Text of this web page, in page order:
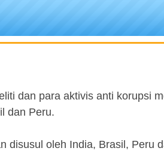
dan para aktivis anti korupsi
dan Peru.
disusul oleh India, Brasil, Peru